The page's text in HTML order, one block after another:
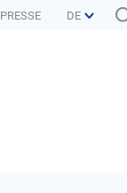
PRESSE